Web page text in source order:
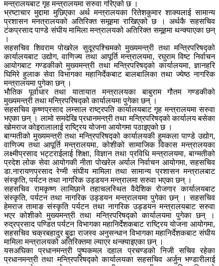
मन्त्रालयबाट गृह मन्त्रालयमा सरुवा गरिएको छ ।
भ्रष्टाचार मुद्दामा मुछिएका अर्थ मन्त्रालयका रितेशकुमार शाक्यलाई सामान्य
प्रशासन मनत्रालयको अतिरिक्त समूहमा राखिएको छ । अर्थकै सहसचिव
टंकप्रसाद पाण्डे संघीय मामिला मन्त्रालयको अतिरिक्त समूहमा थन्क्याएका छन्
।
सहसचिव शिवराम पोखरेल सुदूरपश्चिमको मुख्यमन्त्री तथा मन्त्रिपरिषद्को
कार्यालयबाट उद्योग, वाणिज्य तथा आपूर्ति मन्त्रालयमा, रघुराम विष्ट निर्वाचन
आयोगबाट गण्डकीको मुख्यमन्त्री तथा मन्त्रिपरिषद्को कार्यालयमा, ज्ञानहरि
घिमिरे हुलाक सेवा विभागका महानिर्देकबाट बालबालिका तथा ज्येष्ठ नागरिक
मन्त्रालयमा पुगेका छन् ।
भौतिक पूर्वाधार तथा यातायात मन्त्रालयका बाबुराम गौतम गण्डकीको
मुख्यमन्त्री तथा मन्त्रिपरिषद्को कार्यालयमा पुगेका छन् ।
सहसचिव कृष्णप्रसाद लम्साल राष्ट्रपति कार्यालयबाट गृह मन्त्रालयमा सरुवा
भएका छन् । लामो समदेखि प्रधानमन्त्री तथा मन्त्रिपरिषद्को कार्यालय बसेका
खोमराज कोइरालालाई राष्ट्रिय योजना आयोगमा पठाइएको छ ।
बाग्मतीको मुख्यमन्त्री तथा मन्त्रिपरिषद्को कार्यालयकी हुमकला पाण्डे उद्योग,
वाणिज्य तथा आपूर्ति मन्त्रालयमा, कोशीको सामाजिक विकास मन्त्रालयका
लक्ष्मीप्रसाद भट्टराईलाई शिक्षा, विज्ञान तथा प्रविधि मन्त्रालयमा, बाग्मतीको
प्रदेश लोक सेवा आयोगकी नीता पोखरेल अर्याल निर्वाचन आयोगमा, सहसचिव
डा.नारायणप्रसाद रेग्मी संघीय मामिला तथा सामान्य प्रशासन मन्त्रालबाट
संस्कृति, पर्यटन तथा नागरिक उड्डयन मन्त्रालमा सरुवा भएका छन् ।
सहसचिव रामकृष्ण लामिछाने तहाचलस्थित वैदेशिक रोजगार कार्यालयबाट
संस्कृति, पर्यटन तथा नागरिक उड्डयन मन्त्रालयमा पुगेका छन् । सहसचिव
हेमराज तामाङ संस्कृति पर्यटन तथा नागरिक उड्डयन मन्त्रालयबाट सरुवा
भएर कोशीको मुख्यमन्त्री तथा मन्त्रिपरिषद्को कार्यालयमा पुगेका छन् ।
रुद्रप्रसाद पण्डित पर्यटन विभागका महानिर्देशकबाट राष्ट्रिय योजना आयोगमा,
सहसचिव चक्रबहादुर बुढा राजस्व अनुसन्धान विभागका महानिर्देशकबाट संघीय
मामिला मन्त्रालयको अतिरिक्तमा ल्याएर थन्क्याइएका छन् ।
यसअघिका प्रधानमन्त्री पुष्पकमल दहाल प्रचण्डको निजी सचिव रहेका
प्रधानमन्त्री तथा मन्त्रिपरिषद्को कार्यालयका सहसचिव अर्जुन भण्डारीलाई